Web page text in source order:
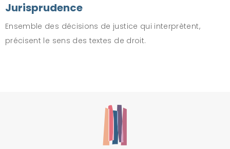
Jurisprudence
Ensemble des décisions de justice qui interprètent,
précisent le sens des textes de droit.